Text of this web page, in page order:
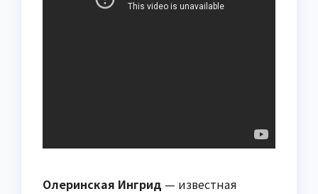
Олеринская Ингрид — известная